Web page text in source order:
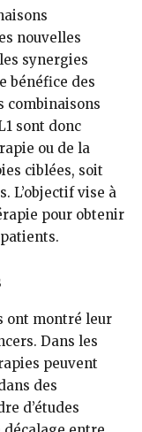
nouvelles
synergies
bénéfice des
combinaisons
sont donc
ou de la
ciblées, soit
L’objectif vise à
pour obtenir
ont montré leur
Dans les
peuvent
des
d’études